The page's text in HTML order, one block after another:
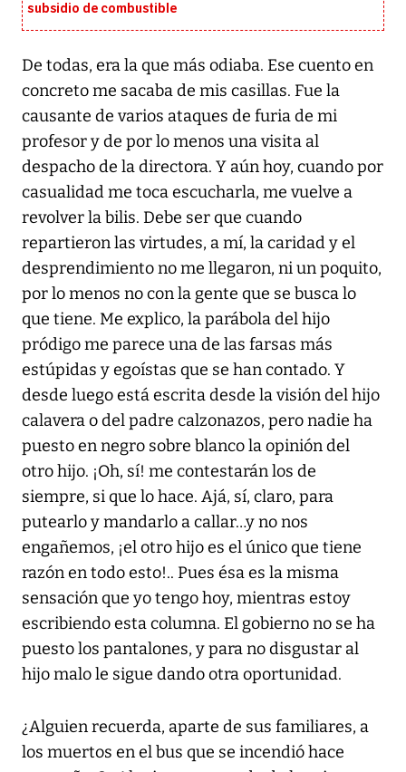
subsidio de combustible
De todas, era la que más odiaba. Ese cuento en
concreto me sacaba de mis casillas. Fue la
causante de varios ataques de furia de mi
profesor y de por lo menos una visita al
despacho de la directora. Y aún hoy, cuando por
casualidad me toca escucharla, me vuelve a
revolver la bilis. Debe ser que cuando
repartieron las virtudes, a mí, la caridad y el
desprendimiento no me llegaron, ni un poquito,
por lo menos no con la gente que se busca lo
que tiene. Me explico, la parábola del hijo
pródigo me parece una de las farsas más
estúpidas y egoístas que se han contado. Y
desde luego está escrita desde la visión del hijo
calavera o del padre calzonazos, pero nadie ha
puesto en negro sobre blanco la opinión del
otro hijo. ¡Oh, sí! me contestarán los de
siempre, si que lo hace. Ajá, sí, claro, para
putearlo y mandarlo a callar…y no nos
engañemos, ¡el otro hijo es el único que tiene
razón en todo esto!.. Pues ésa es la misma
sensación que yo tengo hoy, mientras estoy
escribiendo esta columna. El gobierno no se ha
puesto los pantalones, y para no disgustar al
hijo malo le sigue dando otra oportunidad.
¿Alguien recuerda, aparte de sus familiares, a
los muertos en el bus que se incendió hace